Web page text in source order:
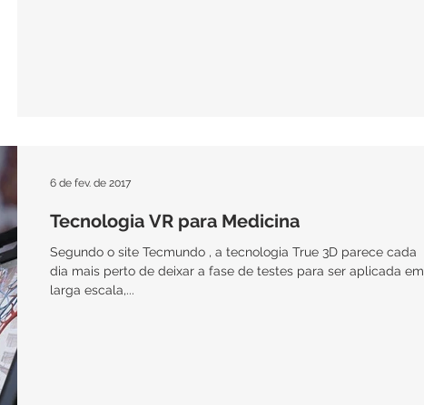
Tecnologia VR para Medicina
Segundo o site Tecmundo , a tecnologia True 3D parece cada
dia mais perto de deixar a fase de testes para ser aplicada em
larga escala,...
6 de fev. de 2017